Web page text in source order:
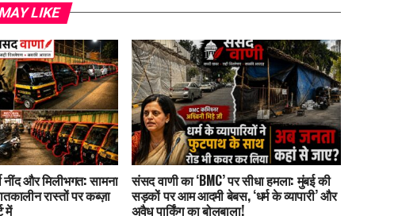
LIKE
और मिलीभगत: सामना
रास्तों पर कब्ज़ा
में
संसद वाणी का ‘BMC’ पर सीधा हमला: मुंबई की
सड़कों पर आम आदमी बेबस, ‘धर्म के व्यापारी’ और
अवैध पार्किंग का बोलबाला!